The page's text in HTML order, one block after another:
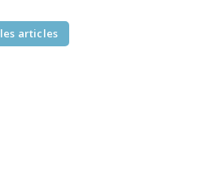
articles